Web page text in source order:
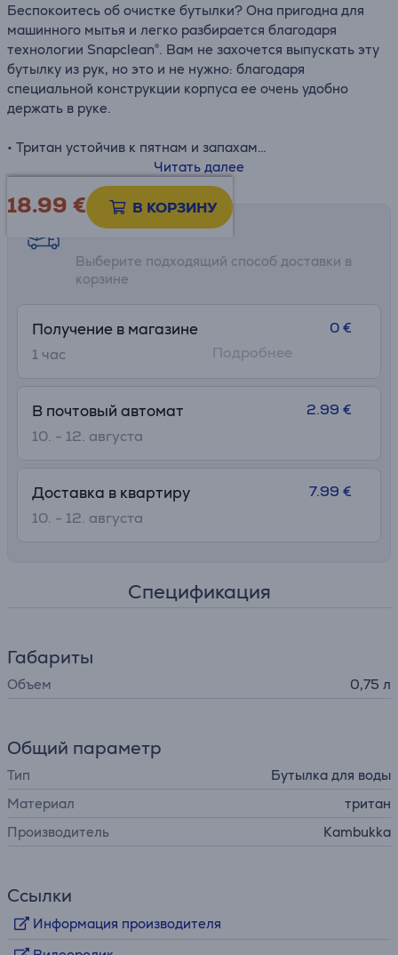
Беспокоитесь об очистке бутылки? Она пригодна для
машинного мытья и легко разбирается благодаря
технологии Snapclean®. Вам не захочется выпускать эту
бутылку из рук, но это и не нужно: благодаря
специальной конструкции корпуса ее очень удобно
держать в руке.
• Тритан устойчив к пятнам и запахам
• Не протекает в закрытом положении
• Крышка Snapclean® 3 в 1
• Можно мыть в посудомоечной машине
• Высота: 24.6 см
• Ø: 7.5 см
Читать далее
18.99 € В КОРЗИНУ
Возможности доставки
Выберите подходящий способ доставки в
корзине
Получение в магазине
1 час
0 €
Подробнее
В почтовый автомат
10. - 12. августа
2.99 €
Доставка в квартиру
10. - 12. августа
7.99 €
Спецификация
Габариты
Объем 0,75 л
Общий параметр
Тип
Бутылка для воды
Материал
тритан
Производитель
Kambukka
Ссылки
Информация производителя